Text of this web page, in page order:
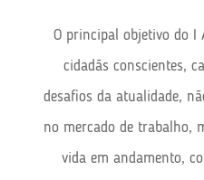
O principal objetivo do I
cidadãs conscientes,
desafios da atualidade,
no mercado de trabalho,
vida em andamento,